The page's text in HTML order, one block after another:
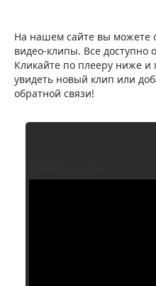
На нашем сайте вы можете
видео-клипы. Все доступно
Кликайте по плееру ниже и
увидеть новый клип или
обратной связи!